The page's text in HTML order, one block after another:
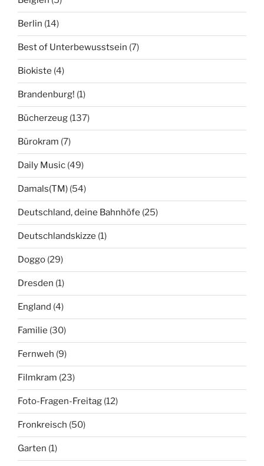
Berlin (14)
Best of Unterbewusstsein (7)
Biokiste (4)
Brandenburg! (1)
Bücherzeug (137)
Bürokram (7)
Daily Music (49)
Damals(TM) (54)
Deutschland, deine Bahnhöfe (25)
Deutschlandskizze (1)
Doggo (29)
Dresden (1)
England (4)
Familie (30)
Fernweh (9)
Filmkram (23)
Foto-Fragen-Freitag (12)
Fronkreisch (50)
Garten (1)